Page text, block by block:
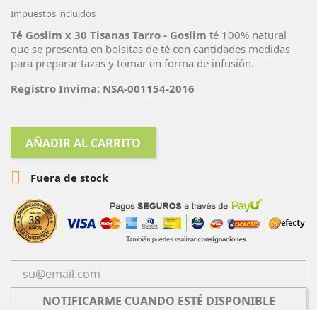
Impuestos incluidos
Té Goslim x 30 Tisanas Tarro - Goslim té 100% natural
que se presenta en bolsitas de té con cantidades medidas
para preparar tazas y tomar en forma de infusión.
Registro Invima: NSA-001154-2016
AÑADIR AL CARRITO
 Fuera de stock
NOTIFICARME CUANDO ESTÉ DISPONIBLE